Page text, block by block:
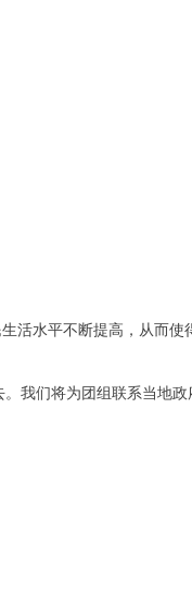
活水平不断提高，从而
我们将为团组联系当地